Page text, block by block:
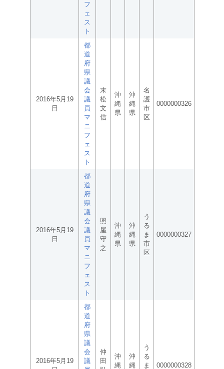
フ
ェ
ス
ト
2016年5月19
日
都
道
府
県
議
会
議
員
マ
ニ
フ
ェ
ス
ト
末
松
文
信
沖
縄
県
沖
縄
県
名
護
市
区
0000000326
2016年5月19
日
都
道
府
県
議
会
議
員
マ
ニ
フ
ェ
ス
ト
照
屋
守
之
沖
縄
県
沖
縄
県
う
る
ま
市
区
0000000327
2016年5月19
都
道
府
県
議
会
議
仲
田
沖
縄
沖
縄
う
る
ま
0000000328